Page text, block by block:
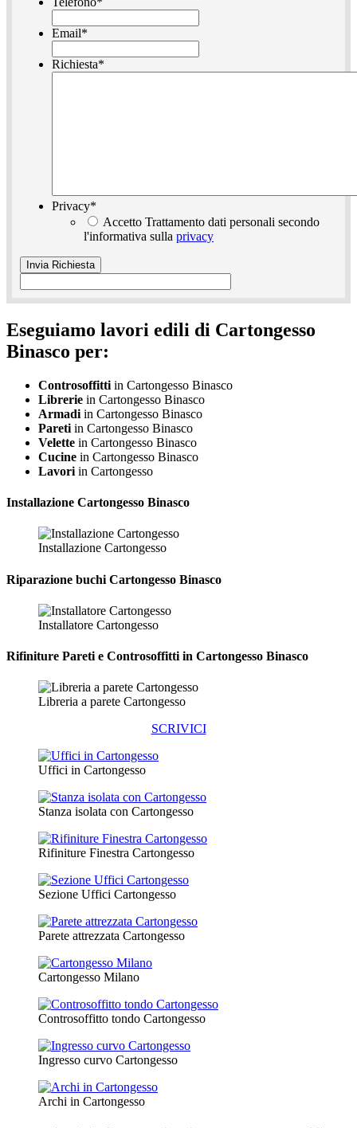
Email*
Richiesta*
Privacy*
Accetto Trattamento dati personali secondo
l'informativa sulla privacy
Eseguiamo lavori edili di Cartongesso
Binasco per:
Controsoffitti in Cartongesso Binasco
Librerie in Cartongesso Binasco
Armadi in Cartongesso Binasco
Pareti in Cartongesso Binasco
Velette in Cartongesso Binasco
Cucine in Cartongesso Binasco
Lavori in Cartongesso
Installazione Cartongesso Binasco
Installazione Cartongesso
Riparazione buchi Cartongesso Binasco
Installatore Cartongesso
Rifiniture Pareti e Controsoffitti in Cartongesso Binasco
Libreria a parete Cartongesso
SCRIVICI
Uffici in Cartongesso
Stanza isolata con Cartongesso
Rifiniture Finestra Cartongesso
Sezione Uffici Cartongesso
Parete attrezzata Cartongesso
Cartongesso Milano
Controsoffitto tondo Cartongesso
Ingresso curvo Cartongesso
Archi in Cartongesso